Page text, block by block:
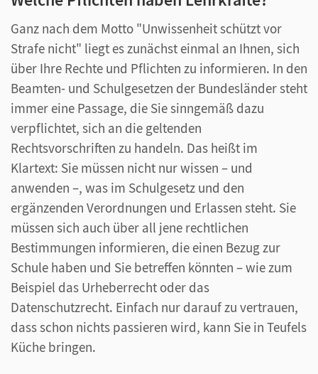
Ganz nach dem Motto "Unwissenheit schützt vor
Strafe nicht" liegt es zunächst einmal an Ihnen, sich
über Ihre Rechte und Pflichten zu informieren. In den
Beamten- und Schulgesetzen der Bundesländer steht
immer eine Passage, die Sie sinngemäß dazu
verpflichtet, sich an die geltenden
Rechtsvorschriften zu handeln. Das heißt im
Klartext: Sie müssen nicht nur wissen – und
anwenden –, was im Schulgesetz und den
ergänzenden Verordnungen und Erlassen steht. Sie
müssen sich auch über all jene rechtlichen
Bestimmungen informieren, die einen Bezug zur
Schule haben und Sie betreffen könnten – wie zum
Beispiel das Urheberrecht oder das
Datenschutzrecht. Einfach nur darauf zu vertrauen,
dass schon nichts passieren wird, kann Sie in Teufels
Küche bringen.